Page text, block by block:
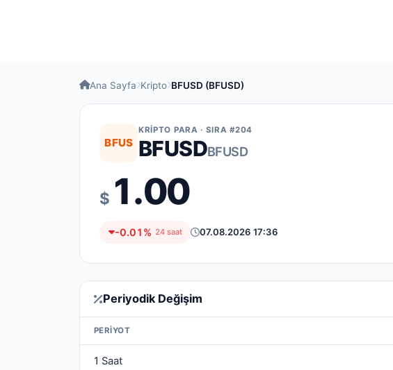
Ana Sayfa Kripto BFUSD (BFUSD)
BFUS
KRIPTO PARA · SIRA #204
BFUSDBFUSD
$ 1.00
-0.01% 24 saat 07.08.2026 17:36
Periyodik Değişim
PERIYOT
1 Saat